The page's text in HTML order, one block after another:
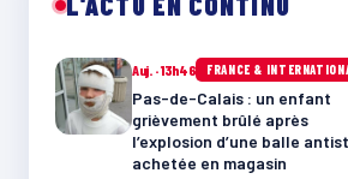
Auj. · 13h46 FRANCE &
Pas-de-Calais : un enfant
grièvement brûlé après
l’explosion d’une balle
achetée en magasin